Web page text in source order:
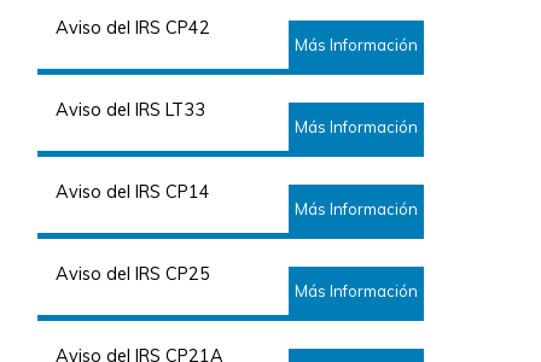
Aviso del IRS CP42
Más Información
Aviso del IRS LT33
Más Información
Aviso del IRS CP14
Más Información
Aviso del IRS CP25
Más Información
Aviso del IRS CP21A